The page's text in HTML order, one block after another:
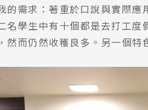
的需求：著重於口說與實際
名學生中有十個都是去打工
然而仍然收穫良多。另一個